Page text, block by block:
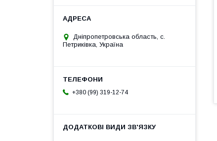
Дніпропетровська область, с.
Петриківка, Україна
+380 (99) 319-12-74